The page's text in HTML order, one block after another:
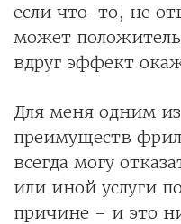
если что-то, не
может
вдруг эффект
Для меня одним
преимуществ
всегда могу
или иной услуги
причине – и это